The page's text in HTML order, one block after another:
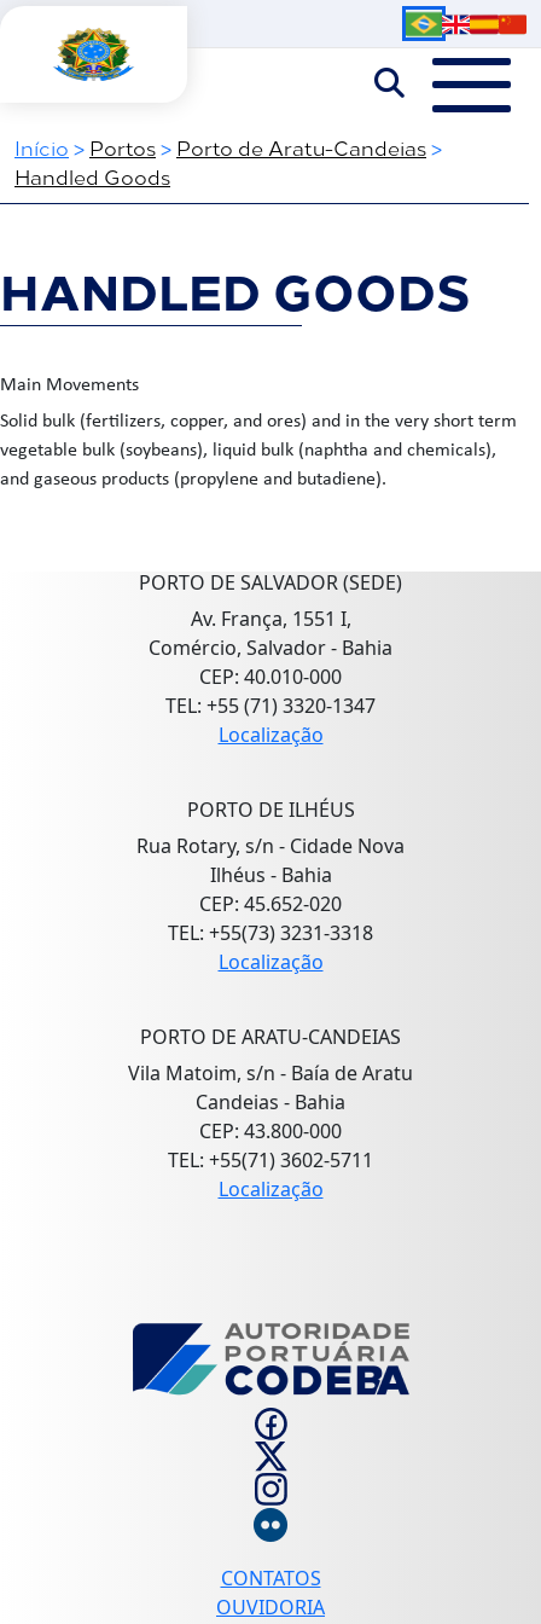
Início > Portos> Porto de Aratu-Candeias>
Handled Goods
HANDLED GOODS
Main Movements
Solid bulk (fertilizers, copper, and ores) and in the very short term
vegetable bulk (soybeans), liquid bulk (naphtha and chemicals),
and gaseous products (propylene and butadiene).
PORTO DE SALVADOR (SEDE)
Av. França, 1551 I,
Comércio, Salvador - Bahia
CEP: 40.010-000
TEL: +55 (71) 3320-1347
Localização
PORTO DE ILHÉUS
Rua Rotary, s/n - Cidade Nova
Ilhéus - Bahia
CEP: 45.652-020
TEL: +55(73) 3231-3318
Localização
PORTO DE ARATU-CANDEIAS
Vila Matoim, s/n - Baía de Aratu
Candeias - Bahia
CEP: 43.800-000
TEL: +55(71) 3602-5711
Localização
CONTATOS
OUVIDORIA